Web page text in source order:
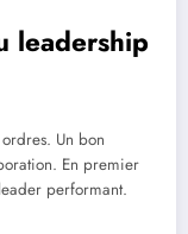
leadership
Un bon
En premier
performant.